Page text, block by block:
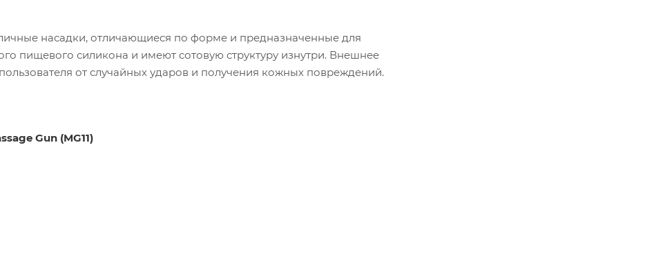
насадки, отличающиеся по форме и предназначенные для
пищевого силикона и имеют сотовую структуру изнутри. Внешнее
от случайных ударов и получения кожных повреждений.
Gun (MG11)